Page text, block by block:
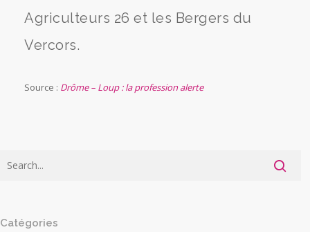
Agriculteurs 26 et les Bergers du
Vercors.
Source : Drôme – Loup : la profession alerte
Catégories